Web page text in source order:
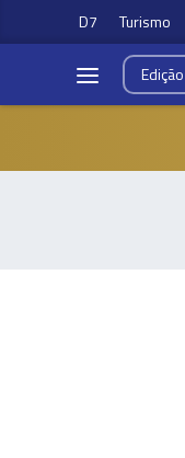
D7 Turismo
Edição